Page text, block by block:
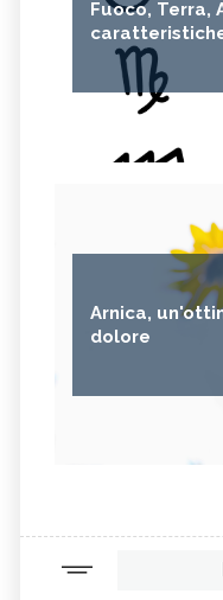
Fuoco, Terra,
Arnica,
dolore